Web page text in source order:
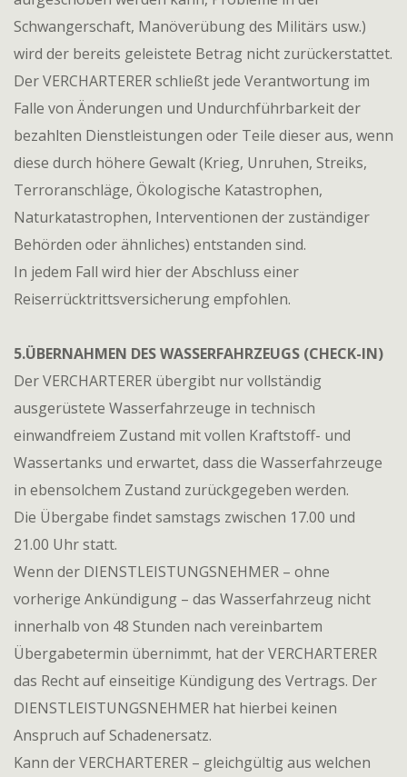
Schwangerschaft, Manöverübung des Militärs usw.)
wird der bereits geleistete Betrag nicht zurückerstattet.
Der VERCHARTERER schließt jede Verantwortung im
Falle von Änderungen und Undurchführbarkeit der
bezahlten Dienstleistungen oder Teile dieser aus, wenn
diese durch höhere Gewalt (Krieg, Unruhen, Streiks,
Terroranschläge, Ökologische Katastrophen,
Naturkatastrophen, Interventionen der zuständiger
Behörden oder ähnliches) entstanden sind.
In jedem Fall wird hier der Abschluss einer
Reiserrücktrittsversicherung empfohlen.
5.ÜBERNAHMEN DES WASSERFAHRZEUGS (CHECK-IN)
Der VERCHARTERER übergibt nur vollständig
ausgerüstete Wasserfahrzeuge in technisch
einwandfreiem Zustand mit vollen Kraftstoff- und
Wassertanks und erwartet, dass die Wasserfahrzeuge
in ebensolchem Zustand zurückgegeben werden.
Die Übergabe findet samstags zwischen 17.00 und
21.00 Uhr statt.
Wenn der DIENSTLEISTUNGSNEHMER – ohne
vorherige Ankündigung – das Wasserfahrzeug nicht
innerhalb von 48 Stunden nach vereinbartem
Übergabetermin übernimmt, hat der VERCHARTERER
das Recht auf einseitige Kündigung des Vertrags. Der
DIENSTLEISTUNGSNEHMER hat hierbei keinen
Anspruch auf Schadenersatz.
Kann der VERCHARTERER – gleichgültig aus welchen